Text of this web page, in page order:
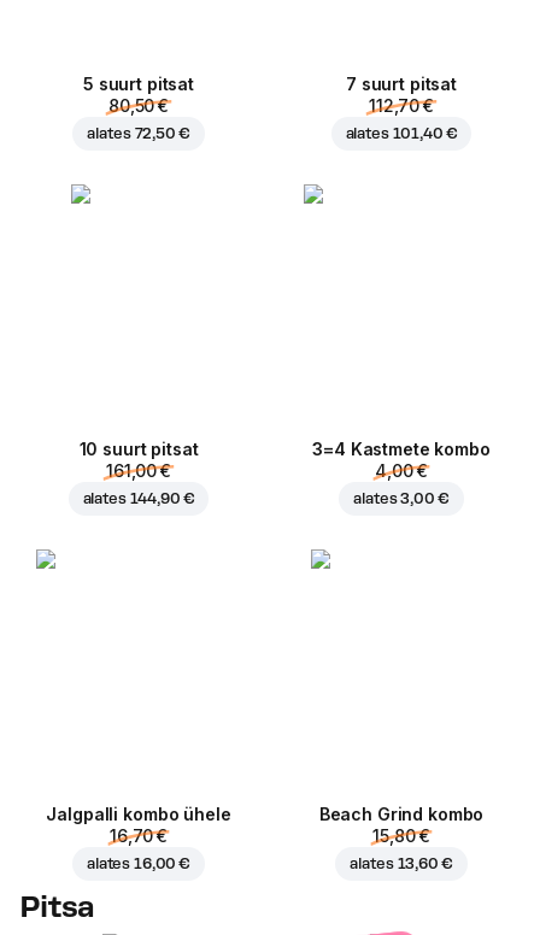
5 suurt pitsat
80,50 €
alates 72,50 €
7 suurt pitsat
112,70 €
alates 101,40 €
10 suurt pitsat
161,00 €
alates 144,90 €
3=4 Kastmete kombo
4,00 €
alates3,00 €
Jalgpalli kombo ühele
16,70 €
alates 16,00 €
Beach Grind kombo
15,80 €
alates 13,60 €
Pitsa